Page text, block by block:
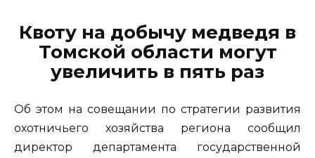
Квоту на добычу медведя в
Томской области могут
увеличить в пять раз
Об этом на совещании по стратегии развития
охотничьего хозяйства региона сообщил
директор департамента государственной